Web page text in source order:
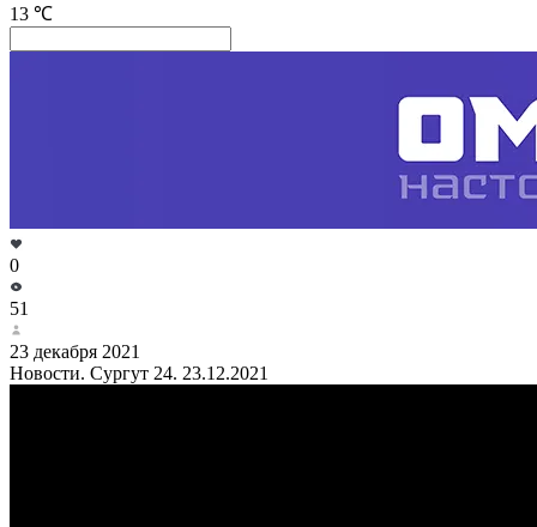
13 ℃
0
51
23 декабря 2021
Новости. Сургут 24. 23.12.2021